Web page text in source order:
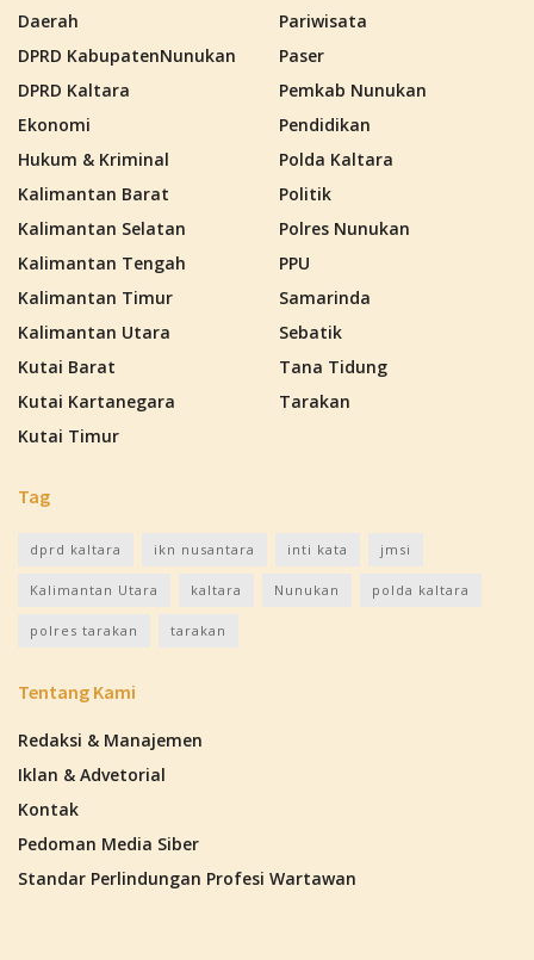
Daerah
DPRD KabupatenNunukan
DPRD Kaltara
Ekonomi
Hukum & Kriminal
Kalimantan Barat
Kalimantan Selatan
Kalimantan Tengah
Kalimantan Timur
Kalimantan Utara
Kutai Barat
Kutai Kartanegara
Kutai Timur
Pariwisata
Paser
Pemkab Nunukan
Pendidikan
Polda Kaltara
Politik
Polres Nunukan
PPU
Samarinda
Sebatik
Tana Tidung
Tarakan
Tag
dprd kaltara ikn nusantara inti kata jmsi
Kalimantan Utara kaltara Nunukan polda kaltara
polres tarakan tarakan
Tentang Kami
Redaksi & Manajemen
Iklan & Advetorial
Kontak
Pedoman Media Siber
Standar Perlindungan Profesi Wartawan